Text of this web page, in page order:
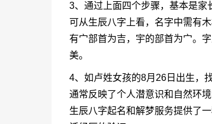
3、通过上面四个步骤，基本是
可从生辰八字上看，名字中需有
有宀部首为吉，宇的部首为宀。
美。
4、如卢姓女孩的8月26日出生，
通常反映了个人潜意识和自然环
生辰八字起名和解梦服务提供了